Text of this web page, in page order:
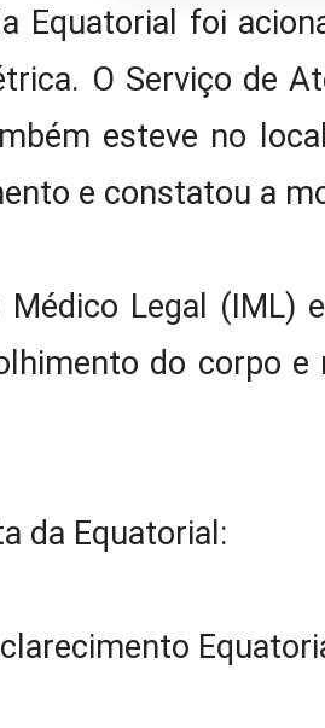
Equatorial foi
O Serviço de
esteve no
e constatou a
Legal (IML)
do corpo
da Equatorial: